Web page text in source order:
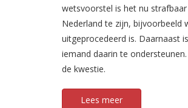
wetsvoorstel is het nu
Nederland te zijn, bijvoorbeeld
uitgeprocedeerd is. Daarnaast
iemand daarin te
de kwestie.
Lees meer